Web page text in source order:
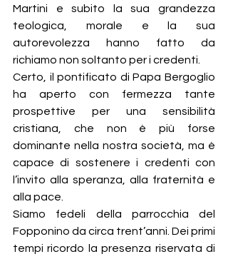
Martini e subito la sua grandezza
teologica, morale e la sua
autorevolezza hanno fatto da
richiamo non soltanto per i credenti.
Certo, il pontificato di Papa Bergoglio
ha aperto con fermezza tante
prospettive per una sensibilità
cristiana, che non è più forse
dominante nella nostra società, ma è
capace di sostenere i credenti con
l’invito alla speranza, alla fraternità e
alla pace.
Siamo fedeli della parrocchia del
Fopponino da circa trent’anni. Dei primi
tempi ricordo la presenza riservata di